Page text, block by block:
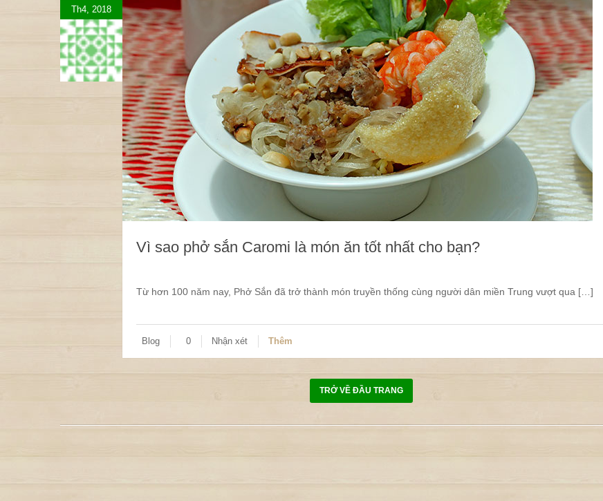
Th4, 2018
Vì sao phở sắn Caromi là món ăn tốt nhất cho bạn?
Từ hơn 100 năm nay, Phở Sắn đã trở thành món truyền thống cùng người dân miền Trung vượt qua […]
Blog 0 Nhận xét Thêm
TRỞ VỀ ĐẦU TRANG